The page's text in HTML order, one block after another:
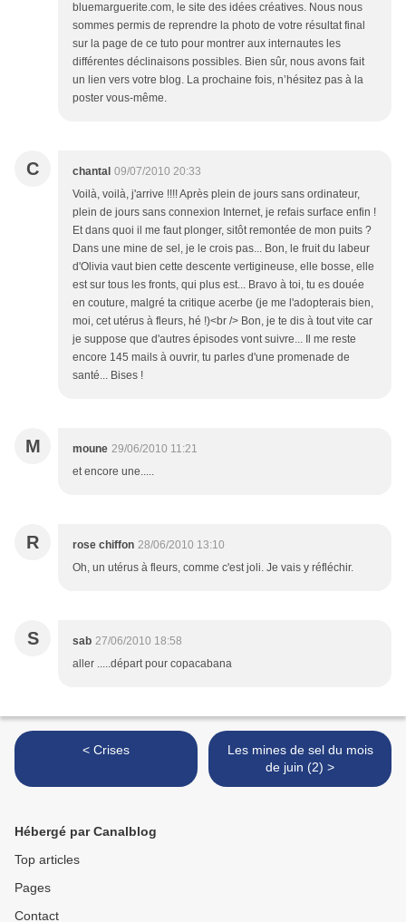
bluemarguerite.com, le site des idées créatives. Nous nous
sommes permis de reprendre la photo de votre résultat final
sur la page de ce tuto pour montrer aux internautes les
différentes déclinaisons possibles. Bien sûr, nous avons fait
un lien vers votre blog. La prochaine fois, n’hésitez pas à la
poster vous-même.
C chantal 09/07/2010 20:33
Voilà, voilà, j'arrive !!!! Après plein de jours sans ordinateur,
plein de jours sans connexion Internet, je refais surface enfin !
Et dans quoi il me faut plonger, sitôt remontée de mon puits ?
Dans une mine de sel, je le crois pas... Bon, le fruit du labeur
d'Olivia vaut bien cette descente vertigineuse, elle bosse, elle
est sur tous les fronts, qui plus est... Bravo à toi, tu es douée
en couture, malgré ta critique acerbe (je me l'adopterais bien,
moi, cet utérus à fleurs, hé !)<br /> Bon, je te dis à tout vite car
je suppose que d'autres épisodes vont suivre... Il me reste
encore 145 mails à ouvrir, tu parles d'une promenade de
santé... Bises !
M moune 29/06/2010 11:21
et encore une.....
R rose chiffon 28/06/2010 13:10
Oh, un utérus à fleurs, comme c'est joli. Je vais y réfléchir.
S sab 27/06/2010 18:58
aller .....départ pour copacabana
< Crises
Les mines de sel du mois
de juin (2) >
Hébergé par Canalblog
Top articles
Pages
Contact